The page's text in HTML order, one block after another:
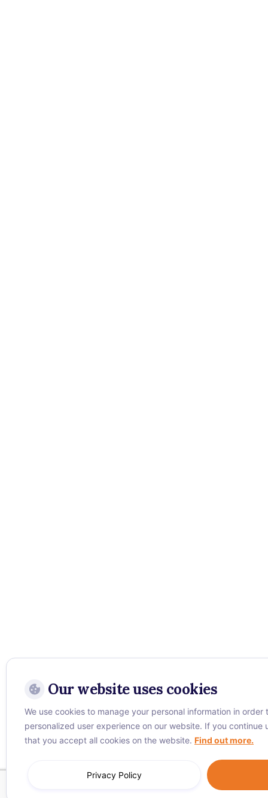
Our website uses cookies
We use cookies to manage your personal information in
personalized user experience on our website. If you continue
that you accept all cookies on the website. Find out more.
Privacy Policy